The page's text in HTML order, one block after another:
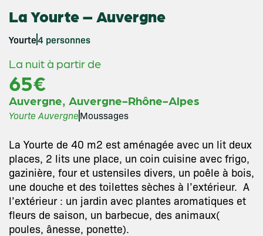
La Yourte – Auvergne
Yourte4 personnes
La nuit à partir de
65€
Auvergne, Auvergne-Rhône-Alpes
Yourte AuvergneMoussages
La Yourte de 40 m2 est aménagée avec un lit deux
places, 2 lits une place, un coin cuisine avec frigo,
gazinière, four et ustensiles divers, un poêle à bois,
une douche et des toilettes sèches à l’extérieur. A
l’extérieur : un jardin avec plantes aromatiques et
fleurs de saison, un barbecue, des animaux(
poules, ânesse, ponette).